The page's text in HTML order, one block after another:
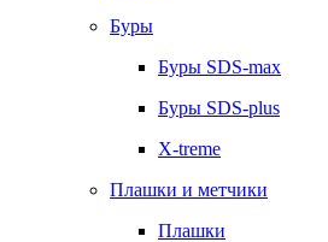
Буры
Буры SDS-max
Буры SDS-plus
X-treme
Плашки и метчики
Плашки